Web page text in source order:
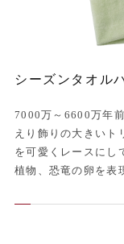
シーズンタオル
7000万～6600万年
えり飾りの大きいト
を可愛くレースにし
植物、恐竜の卵を表